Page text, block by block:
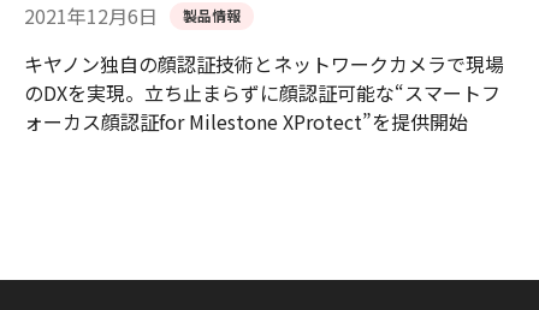
2021年12月6日 製品情報
キヤノン独自の顔認証技術とネットワークカメラで現場
のDXを実現。立ち止まらずに顔認証可能な“スマートフ
ォーカス顔認証for Milestone XProtect”を提供開始